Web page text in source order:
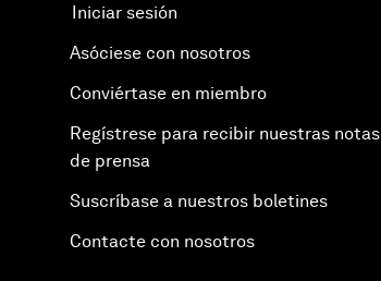
Iniciar sesión
Asóciese con nosotros
Conviértase en miembro
Regístrese para recibir nuestras notas
de prensa
Suscríbase a nuestros boletines
Contacte con nosotros